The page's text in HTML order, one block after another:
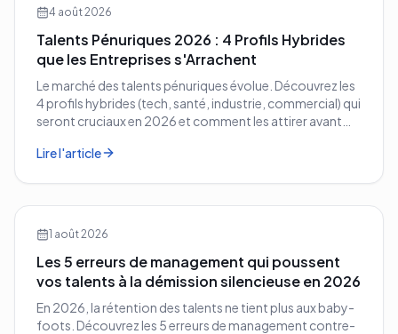
4 août 2026
Talents Pénuriques 2026 : 4 Profils Hybrides
que les Entreprises s'Arrachent
Le marché des talents pénuriques évolue. Découvrez les
4 profils hybrides (tech, santé, industrie, commercial) qui
seront cruciaux en 2026 et comment les attirer avant
Lire l'article
1 août 2026
Les 5 erreurs de management qui poussent
vos talents à la démission silencieuse en 2026
En 2026, la rétention des talents ne tient plus aux baby-
foots. Découvrez les 5 erreurs de management contre-